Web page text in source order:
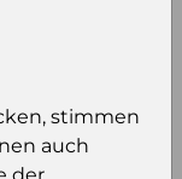
stimmen
auch